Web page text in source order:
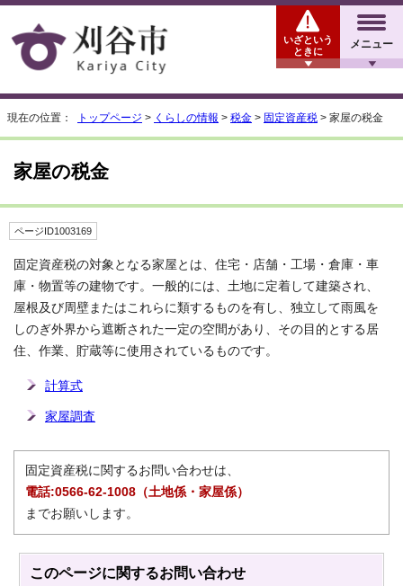
メニュー
いざという
ときに
現在の位置： トップページ > くらしの情報 > 税金 > 固定資産税 > 家屋の税金
家屋の税金
ページID1003169
固定資産税の対象となる家屋とは、住宅・店舗・工場・倉庫・車
庫・物置等の建物です。一般的には、土地に定着して建築され、
屋根及び周壁またはこれらに類するものを有し、独立して雨風を
しのぎ外界から遮断された一定の空間があり、その目的とする居
住、作業、貯蔵等に使用されているものです。
計算式
家屋調査
固定資産税に関するお問い合わせは、
電話:0566-62-1008（土地係・家屋係）
までお願いします。
このページに関するお問い合わせ